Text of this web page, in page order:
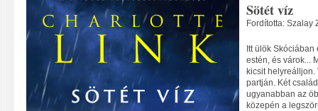
Sötét víz
Fordította: Szalay
Itt ülök
estén, és várok...
kicsit
partján. Két
ugyanabban az
közepén a